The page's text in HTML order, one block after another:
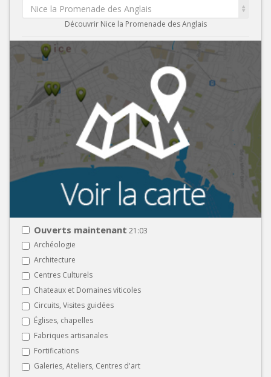
Nice la Promenade des Anglais
Découvrir Nice la Promenade des Anglais
Ouverts maintenant 21:03
Archéologie
Architecture
Centres Culturels
Chateaux et Domaines viticoles
Circuits, Visites guidées
Églises, chapelles
Fabriques artisanales
Fortifications
Galeries, Ateliers, Centres d'art